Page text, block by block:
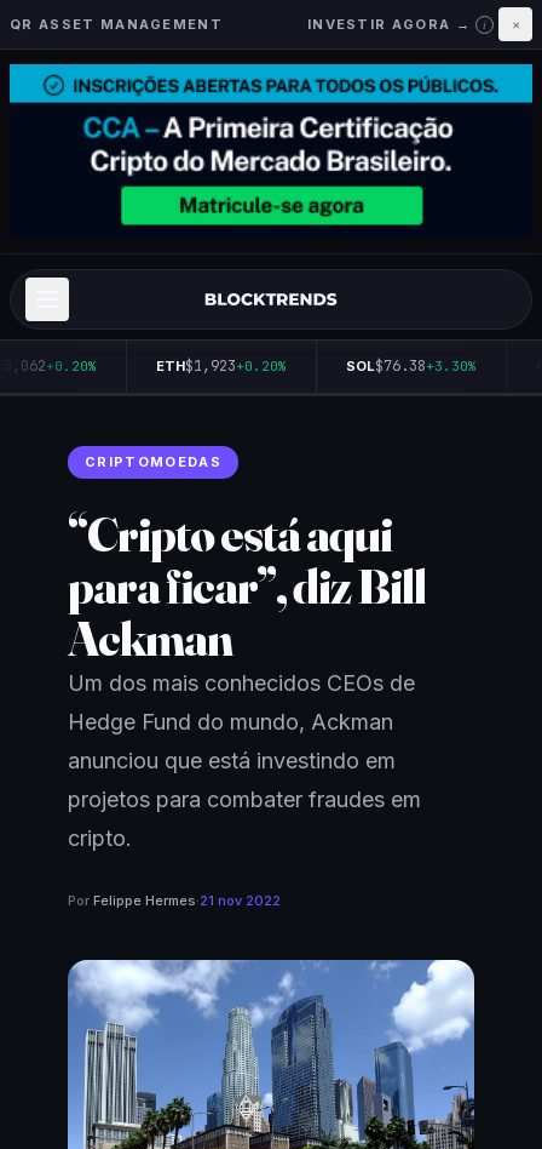
QR ASSET MANAGEMENT INVESTIR AGORA → i ×
+0.20% ETH$1,923+0.20% SOL$76.38+3.30%
CRIPTOMOEDAS
“Cripto está aqui
para ficar”, diz Bill
Ackman
Um dos mais conhecidos CEOs de
Hedge Fund do mundo, Ackman
anunciou que está investindo em
projetos para combater fraudes em
cripto.
Por Felippe Hermes·21 nov 2022